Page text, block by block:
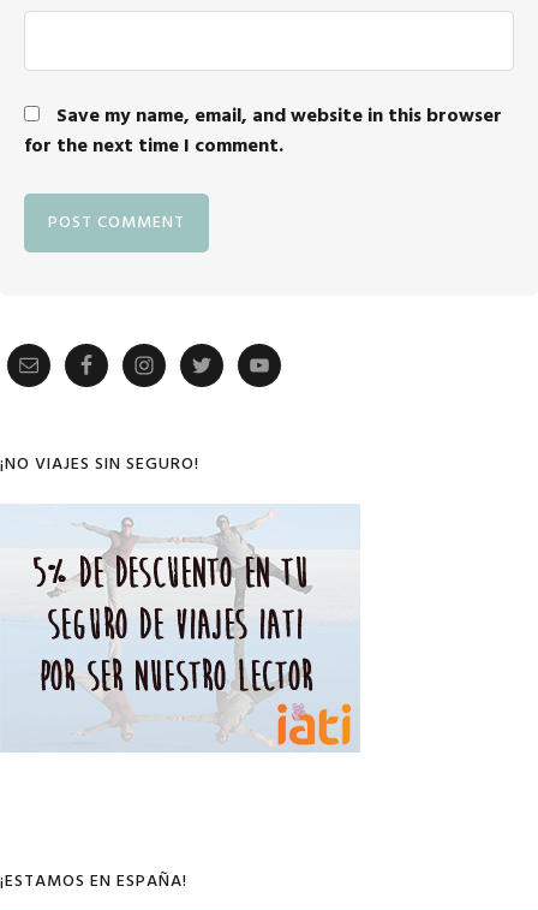
Save my name, email, and website in this browser
for the next time I comment.
Primary
¡NO VIAJES SIN SEGURO!
¡ESTAMOS EN ESPAÑA!